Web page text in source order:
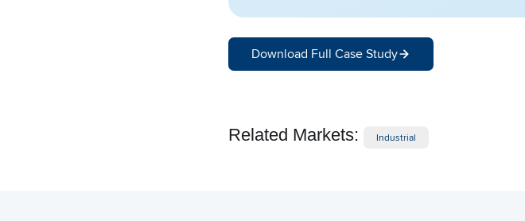
Download Full Case Study
Related Markets: Industrial